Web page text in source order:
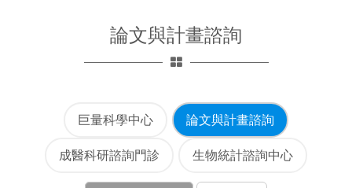
論文與計畫諮詢
巨量科學中心 論文與計畫諮詢
成醫科研諮詢門診 生物統計諮詢中心